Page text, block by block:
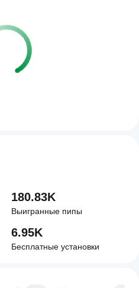
180.83K
Выигранные пипы
6.95K
Бесплатные установки